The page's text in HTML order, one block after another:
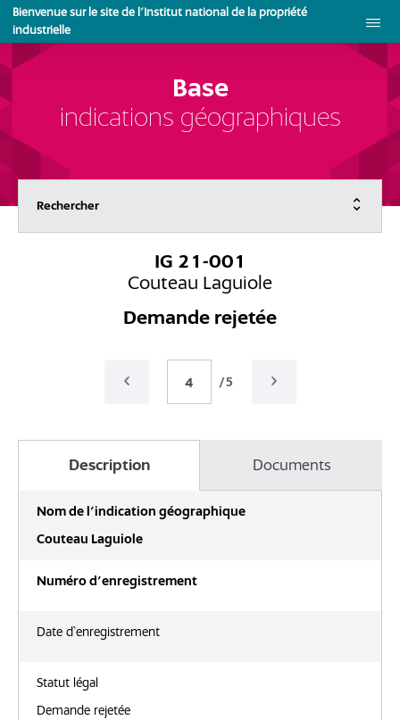
Aller
contenu
principal
Bienvenue sur le site de l'Institut national de la propriété
industrielle
Base
indications géographiques
principal
Rechercher
IG 21-001
Couteau Laguiole
Demande rejetée
Préc. /5 Suivant
Description Documents
Nom de l’indication géographique
Couteau Laguiole
Numéro d’enregistrement
Date d`enregistrement
Statut légal
Demande rejetée